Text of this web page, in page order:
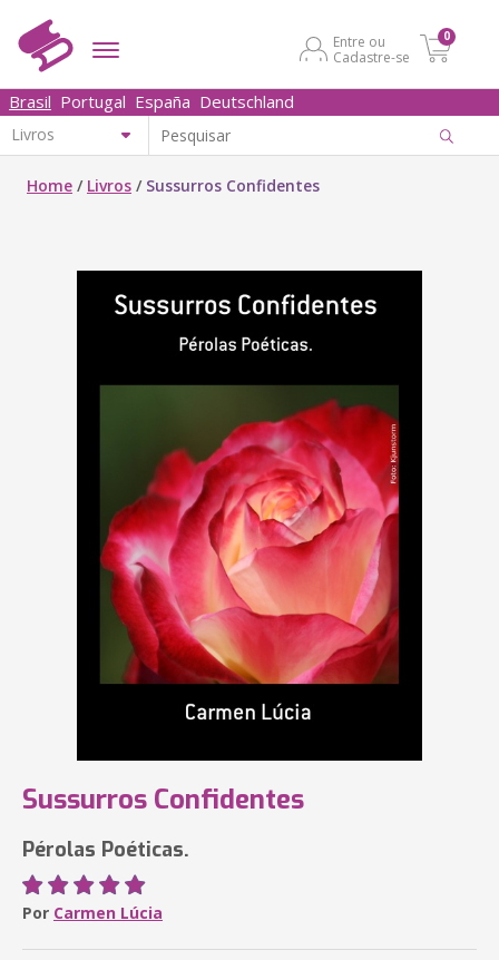
Entre ou
Cadastre-se
0
Brasil Portugal España Deutschland
Home / Livros / Sussurros Confidentes
Sussurros Confidentes
Pérolas Poéticas.
Por Carmen Lúcia